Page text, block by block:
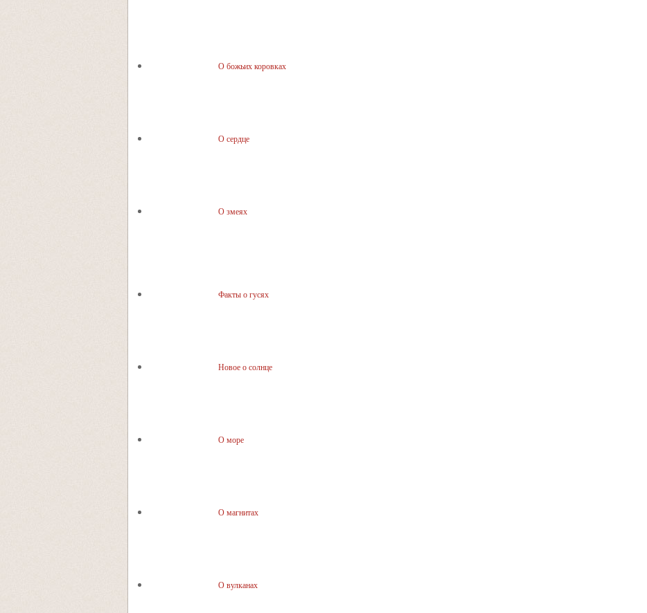
О божьих коровках
О сердце
О змеях
Факты о гусях
Новое о солнце
О море
О магнитах
О вулканах